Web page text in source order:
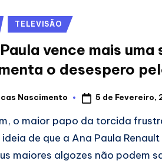
TELEVISÃO
vence mais uma
o desespero
Nascimento 5 de Fevereiro,
o maior papo da torcida
ideia de que a Ana Paula
maiores algozes não podem